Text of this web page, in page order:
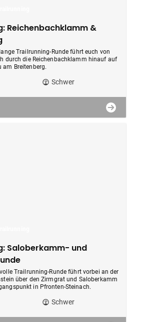
Reichenbachklamm &
Trailrunning-Runde führt euch von
durch die Reichenbachklamm hinauf auf
am Breitenberg.
Schwer
Saloberkamm- und
Trailrunning-Runde führt vorbei an der
über den Zirmgrat und Saloberkamm
in Pfronten-Steinach.
Schwer